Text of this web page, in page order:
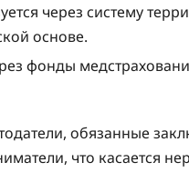
через систему
основе.
фонды
обязанные
что касается